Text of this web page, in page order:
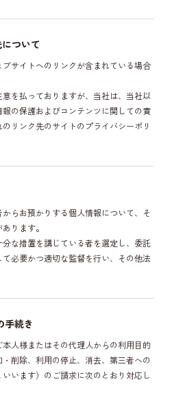
ついて
サイトへのリンクが含まれている場合
を払っておりますが、当社は、当社以
の保護およびコンテンツに関しての責
リンク先のサイトのプライバシーポリ
らお預かりする個人情報について、そ
ります。
な措置を講じている者を選定し、委託
必要かつ適切な監督を行い、その他法
手続き
人様またはその代理人からの利用目的
削除、利用の停止、消去、第三者への
います）のご請求に次のとおり対応し